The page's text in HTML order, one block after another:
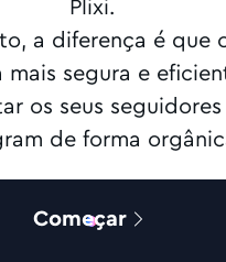
Plixi.
a diferença é que
mais segura e
os seus
de forma
Começar